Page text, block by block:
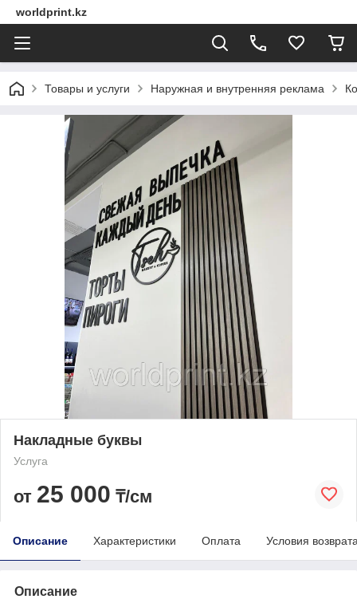
worldprint.kz
Товары и услуги Наружная и внутренняя реклама
Накладные буквы
Услуга
от 25 000 ₸/см
Описание Характеристики Оплата Условия
Описание